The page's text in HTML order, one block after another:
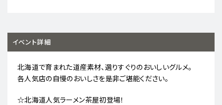
イベント詳細
北海道で育まれた道産素材、選りすぐりのおいしいグルメ。
各人気店の自慢のおいしさを是非ご堪能ください。
☆北海道人気ラーメン茶屋初登場！